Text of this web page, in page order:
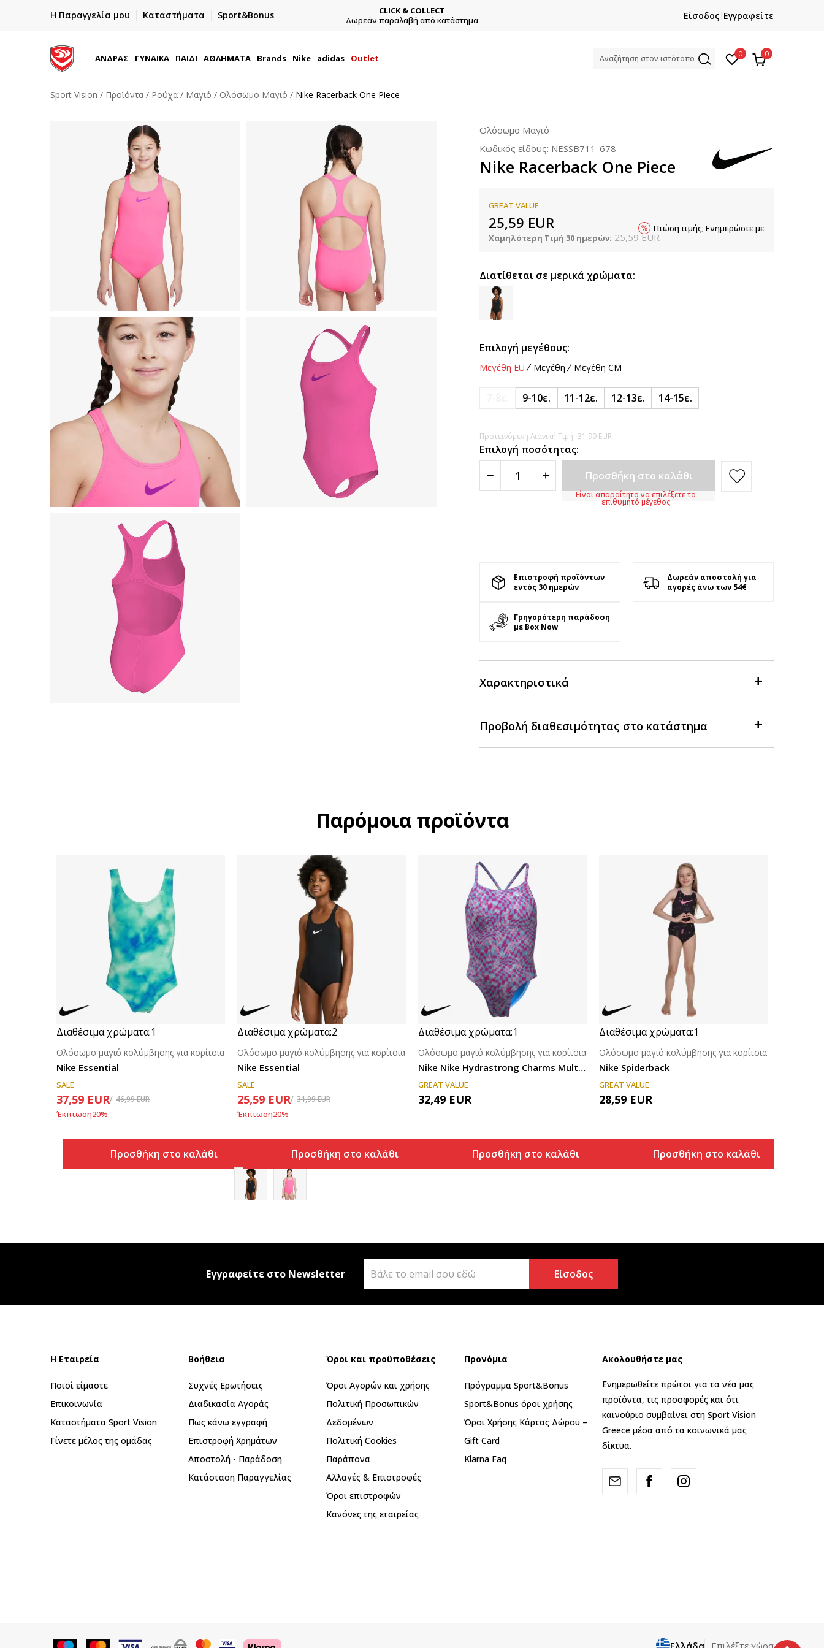
Η Παραγγελία μου Καταστήματα Sport&Bonus
ΓΡΗΓΟΡΟΤΕΡΗ ΠΑΡΑΔΟΣΗ ΜΕ BOX NOW
Παραλαβή 24/7
CLICK & COLLECT
Δωρεάν παραλαβή από κατάστημα
Και κερδίστε -10% με την πρώτη σας αγορά!
Είσοδος Εγγραφείτε
ΑΝΔΡΑΣ ΓΥΝΑΙΚΑ ΠΑΙΔΙ ΑΘΛΗΜΑΤΑ Brands Nike adidas Outlet Αναζήτηση στον ιστότοπο 0 0
Sport Vision Προϊόντα Ρούχα Μαγιό Ολόσωμο Μαγιό Nike Racerback One Piece
Ολόσωμο Μαγιό
Κωδικός είδους: NESSB711-678
Nike Racerback One Piece
GREAT VALUE
25,59 EUR
Χαμηλότερη Τιμή 30 ημερών: 25,59 EUR
Πτώση τιμής; Ενημερώστε με
Διατίθεται σε μερικά χρώματα:
Επιλογή μεγέθους:
Μεγέθη EU Μεγέθη Μεγέθη CM
9-10ε. 11-12ε. 12-13ε. 14-15ε.
Προτεινόμενη Λιανική Τιμή: 31,99 EUR
Επιλογή ποσότητας:
Προσθήκη στο καλάθι
Είναι απαραίτητο να επιλέξετε το
επιθυμητό μέγεθος
Επιστροφή προϊόντων
εντός 30 ημερών
Δωρεάν αποστολή για
αγορές άνω των 54€
Γρηγορότερη παράδοση
με Box Now
Χαρακτηριστικά
Προβολή διαθεσιμότητας στο κατάστημα
Παρόμοια προϊόντα
Διαθέσιμα χρώματα:1
Nike Essential
Ολόσωμο μαγιό κολύμβησης για κορίτσια
SALE
37,59 EUR 46,99EUR
Έκπτωση20%
Προσθήκη στο καλάθι
Διαθέσιμα χρώματα:2
Nike Essential
Ολόσωμο μαγιό κολύμβησης για κορίτσια
SALE
25,59 EUR 31,99EUR
Έκπτωση20%
Προσθήκη στο καλάθι
Διαθέσιμα χρώματα:1
Nike Nike Hydrastrong Charms Multi Print
Ολόσωμο μαγιό κολύμβησης για κορίτσια
GREAT VALUE
32,49 EUR
Προσθήκη στο καλάθι
Διαθέσιμα χρώματα:1
Nike Spiderback
Ολόσωμο μαγιό κολύμβησης για κορίτσια
GREAT VALUE
28,59 EUR
Προσθήκη στο καλάθι
Εγγραφείτε στο Newsletter Είσοδος
Η Εταιρεία
Ποιοί είμαστε
Επικοινωνία
Καταστήματα Sport Vision
Γίνετε μέλος της ομάδας
Βοήθεια
Συχνές Ερωτήσεις
Διαδικασία Αγοράς
Πως κάνω εγγραφή
Επιστροφή Xρημάτων
Αποστολή - Παράδοση
Κατάσταση Παραγγελίας
Όροι και προϋποθέσεις
Όροι Αγορών και χρήσης
Πολιτική Προσωπικών
Δεδομένων
Πολιτική Cookies
Παράπονα
Αλλαγές & Επιστροφές
Όροι επιστροφών
Κανόνες της εταιρείας
Προνόμια
Πρόγραμμα Sport&Bonus
Sport&Bonus όροι χρήσης
Όροι Χρήσης Κάρτας Δώρου –
Gift Card
Klarna Faq
Ακολουθήστε μας
Ενημερωθείτε πρώτοι για τα νέα μας
προϊόντα, τις προσφορές και ότι
καινούριο συμβαίνει στη Sport Vision
Greece μέσα από τα κοινωνικά μας
δίκτυα.
Ελλάδα Επιλέξτε χώρα